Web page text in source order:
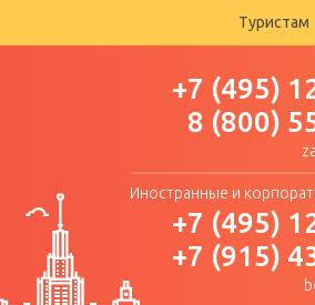
Туристам
+7 (495)
8 (800)
Иностранные и
+7 (495)
+7 (915)